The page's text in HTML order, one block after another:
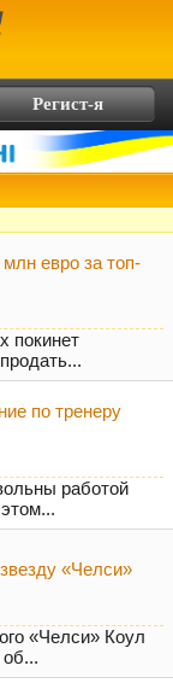
Регист-я
евро за топ-
покинет
по тренеру
работой
«Челси»
«Челси» Коул